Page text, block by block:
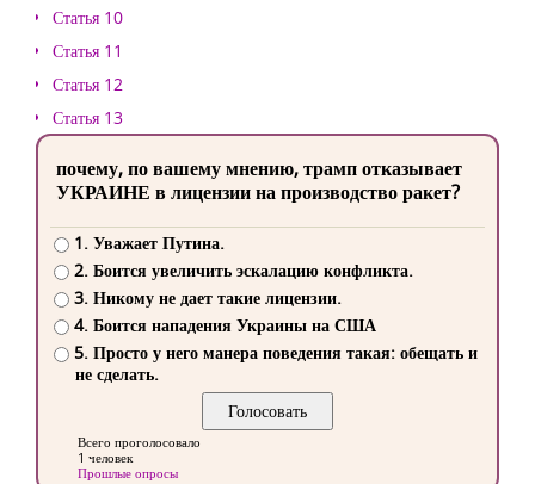
Статья 10
Статья 11
Статья 12
Статья 13
почему, по вашему мнению, трамп отказывает
УКРАИНЕ в лицензии на производство ракет?
1. Уважает Путина.
2. Боится увеличить эскалацию конфликта.
3. Никому не дает такие лицензии.
4. Боится нападения Украины на США
5. Просто у него манера поведения такая: обещать и
не сделать.
Всего проголосовало
1 человек
Прошлые опросы